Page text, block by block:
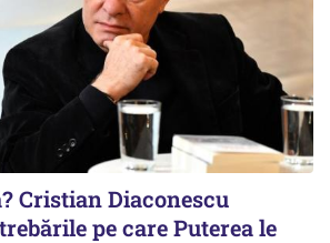
Cristian Diaconescu
pe care Puterea le